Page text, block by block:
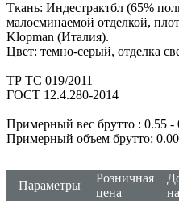
Ткань: Индестрактбл (65%
малосминаемой отделкой,
Klopman (Италия).
Цвет: темно-серый, отделка
ТР ТС 019/2011
ГОСТ 12.4.280-2014
Примерный вес брутто : 0.55 -
Примерный объем брутто:
Параметры
Розничная
цена